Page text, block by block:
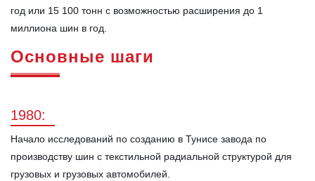
год или 15 100 тонн с возможностью расширения до 1
миллиона шин в год.
Основные шаги
1980:
Начало исследований по созданию в Тунисе завода по
производству шин с текстильной радиальной структурой для
грузовых и грузовых автомобилей.